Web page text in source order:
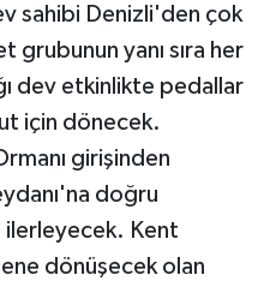
sahibi Denizli'den çok
grubunun yanı sıra her
dev etkinlikte pedallar
için dönecek.
girişinden
doğru
ilerleyecek. Kent
dönüşecek olan